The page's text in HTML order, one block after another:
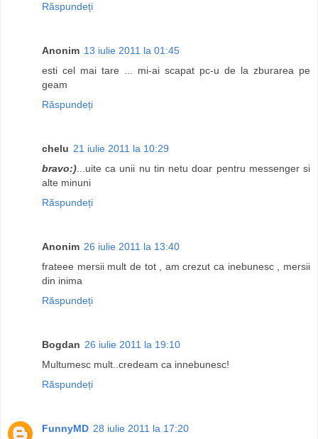
Răspundeți
Anonim 13 iulie 2011 la 01:45
esti cel mai tare ... mi-ai scapat pc-u de la zburarea pe
geam
Răspundeți
chelu 21 iulie 2011 la 10:29
bravo:)...uite ca unii nu tin netu doar pentru messenger si
alte minuni
Răspundeți
Anonim 26 iulie 2011 la 13:40
frateee mersii mult de tot , am crezut ca inebunesc , mersii
din inima
Răspundeți
Bogdan 26 iulie 2011 la 19:10
Multumesc mult..credeam ca innebunesc!
Răspundeți
FunnyMD 28 iulie 2011 la 17:20